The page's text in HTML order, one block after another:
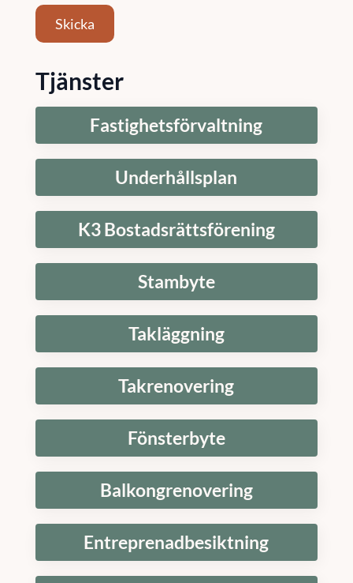
Skicka
Tjänster
Fastighetsförvaltning
Underhållsplan
K3 Bostadsrättsförening
Stambyte
Takläggning
Takrenovering
Fönsterbyte
Balkongrenovering
Entreprenadbesiktning